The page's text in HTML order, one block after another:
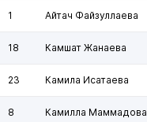
1 Айтач Файзуллаева
18 Камшат Жанаева
23 Камила Исатаева
8 Камилла Маммадова